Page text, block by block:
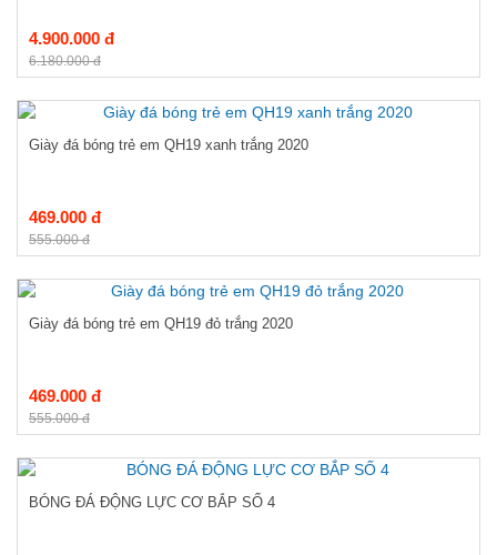
4.900.000 đ
6.180.000 đ
Giày đá bóng trẻ em QH19 xanh trắng 2020
469.000 đ
555.000 đ
Giày đá bóng trẻ em QH19 đỏ trắng 2020
469.000 đ
555.000 đ
BÓNG ĐÁ ĐỘNG LỰC CƠ BẮP SỐ 4